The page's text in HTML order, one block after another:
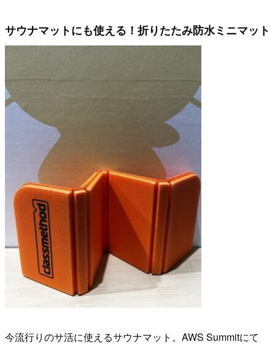
サウナマットにも使える！折りたたみ防水ミニマット
今流行りのサ活に使えるサウナマット。AWS Summitにて